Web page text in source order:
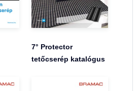
7° Protector
tetőcserép katalógus